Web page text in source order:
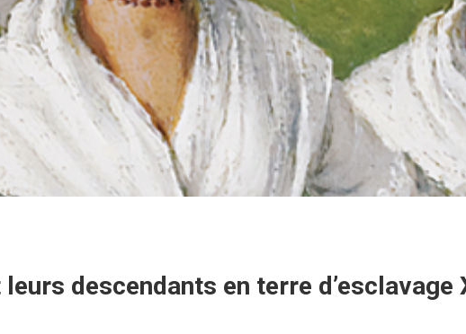
descendants en terre d’esclavage